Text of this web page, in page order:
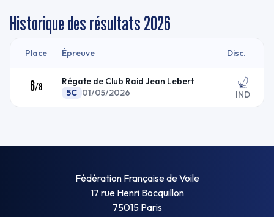
Historique des résultats2026
Place Épreuve Disc.
6/8
Régate de Club Raid Jean Lebert
5C 01/05/2026 IND
Fédération Française de Voile
17 rue Henri Bocquillon
75015 Paris